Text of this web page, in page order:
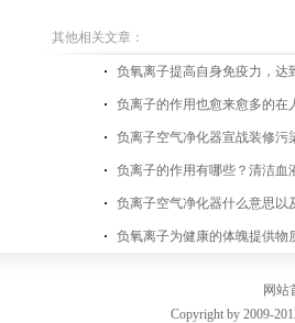
其他相关文章：
负氧离子提高自身免疫力，达
负离子的作用也愈来愈多的在
负离子空气净化器宣战装修污
负离子的作用有哪些？清洁血
负离子空气净化器什么意思以
负氧离子为健康的体魄提供物
网站
Copyright by 2009-